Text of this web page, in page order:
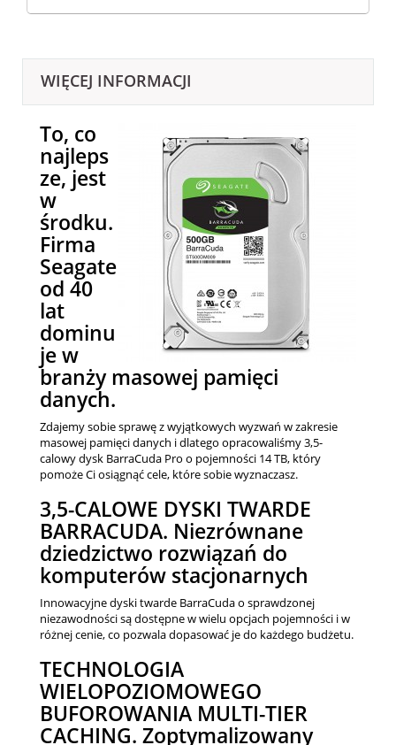
WIĘCEJ INFORMACJI
To, co
najleps
ze, jest
w
środku.
Firma
Seagate
od 40
lat
dominu
je w
branży masowej pamięci
danych.
Zdajemy sobie sprawę z wyjątkowych wyzwań w zakresie
masowej pamięci danych i dlatego opracowaliśmy 3,5-
calowy dysk BarraCuda Pro o pojemności 14 TB, który
pomoże Ci osiągnąć cele, które sobie wyznaczasz.
3,5-CALOWE DYSKI TWARDE
BARRACUDA. Niezrównane
dziedzictwo rozwiązań do
komputerów stacjonarnych
Innowacyjne dyski twarde BarraCuda o sprawdzonej
niezawodności są dostępne w wielu opcjach pojemności i w
różnej cenie, co pozwala dopasować je do każdego budżetu.
TECHNOLOGIA
WIELOPOZIOMOWEGO
BUFOROWANIA MULTI-TIER
CACHING. Zoptymalizowany